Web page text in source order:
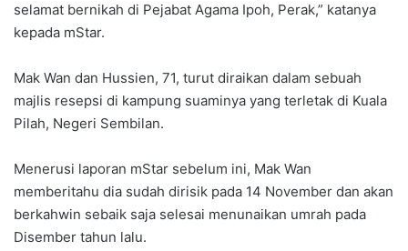
selamat bernikah di Pejabat Agama Ipoh, Perak,” katanya
kepada mStar.
Mak Wan dan Hussien, 71, turut diraikan dalam sebuah
majlis resepsi di kampung suaminya yang terletak di Kuala
Pilah, Negeri Sembilan.
Menerusi laporan mStar sebelum ini, Mak Wan
memberitahu dia sudah dirisik pada 14 November dan akan
berkahwin sebaik saja selesai menunaikan umrah pada
Disember tahun lalu.